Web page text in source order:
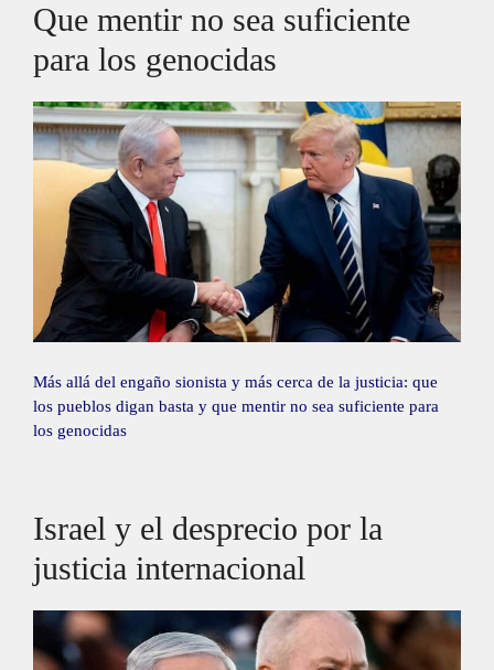
Que mentir no sea suficiente
para los genocidas
Más allá del engaño sionista y más cerca de la justicia: que
los pueblos digan basta y que mentir no sea suficiente para
los genocidas
Israel y el desprecio por la
justicia internacional